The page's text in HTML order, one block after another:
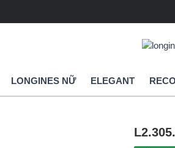
LONGINES NỮ ELEGANT